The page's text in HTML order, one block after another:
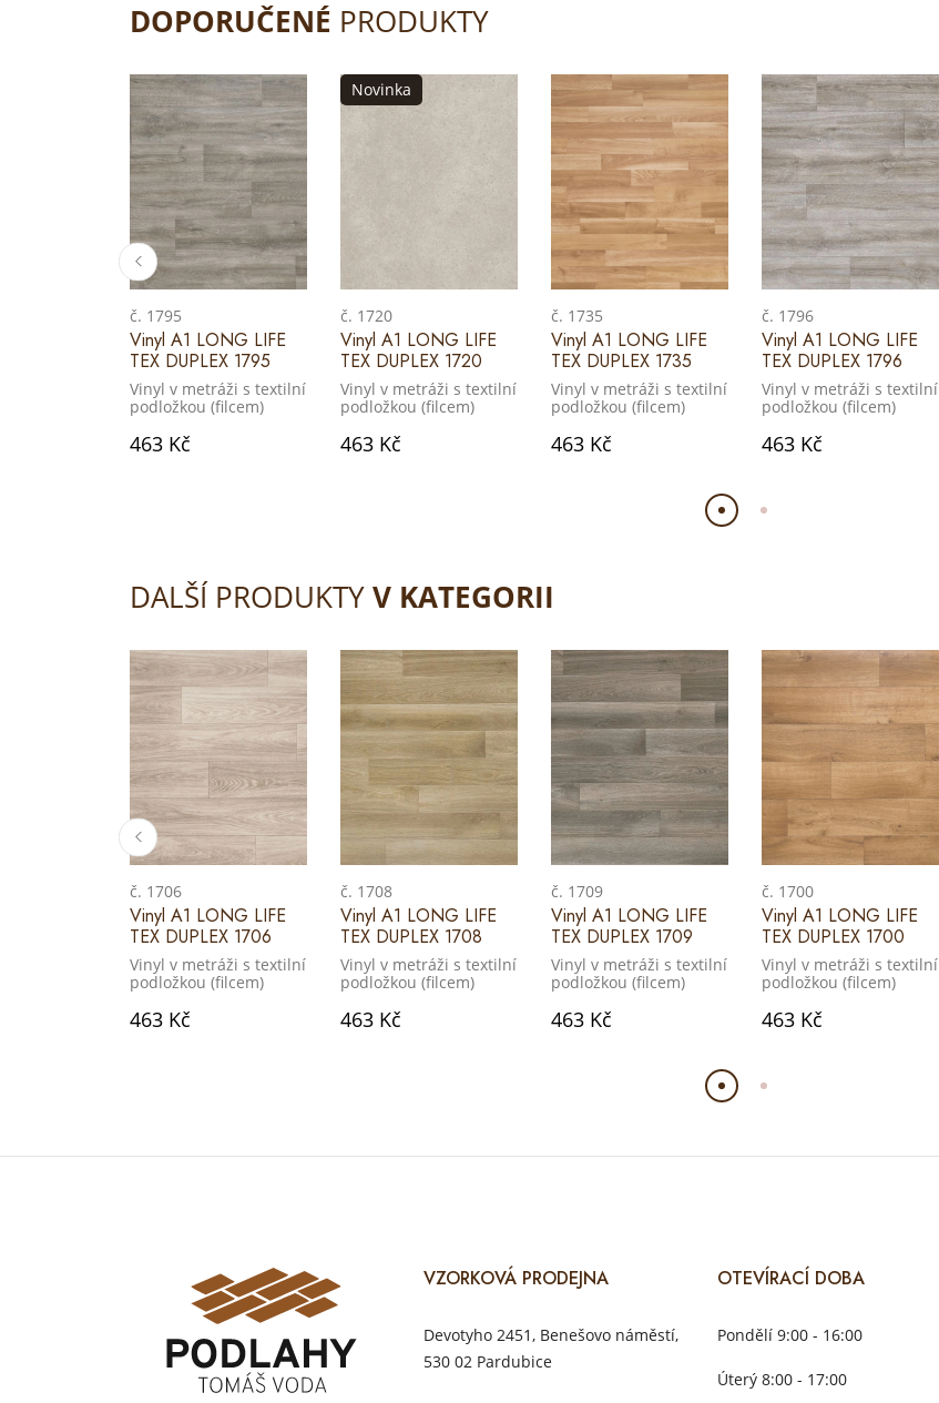
DOPORUČENÉ PRODUKTY
č. 1795
Vinyl A1 LONG LIFE
TEX DUPLEX 1795
Vinyl v metráži s textilní
podložkou (filcem)
463 Kč
Novinka
č. 1720
Vinyl A1 LONG LIFE
TEX DUPLEX 1720
Vinyl v metráži s textilní
podložkou (filcem)
463 Kč
č. 1735
Vinyl A1 LONG LIFE
TEX DUPLEX 1735
Vinyl v metráži s textilní
podložkou (filcem)
463 Kč
č. 1796
Vinyl A1 LONG LIFE
TEX DUPLEX 1796
Vinyl v metráži s textilní
podložkou (filcem)
463 Kč
DALŠÍ PRODUKTYV KATEGORII
č. 1706
Vinyl A1 LONG LIFE
TEX DUPLEX 1706
Vinyl v metráži s textilní
podložkou (filcem)
463 Kč
č. 1708
Vinyl A1 LONG LIFE
TEX DUPLEX 1708
Vinyl v metráži s textilní
podložkou (filcem)
463 Kč
č. 1709
Vinyl A1 LONG LIFE
TEX DUPLEX 1709
Vinyl v metráži s textilní
podložkou (filcem)
463 Kč
č. 1700
Vinyl A1 LONG LIFE
TEX DUPLEX 1700
Vinyl v metráži s textilní
podložkou (filcem)
463 Kč
VZORKOVÁ PRODEJNA
Devotyho 2451, Benešovo náměstí,
530 02 Pardubice
OTEVÍRACÍ DOBA
Pondělí 9:00 - 16:00
Úterý 8:00 - 17:00